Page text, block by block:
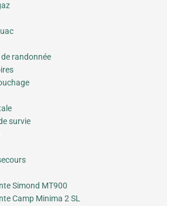
randonnée
survie
Simond MT900
Camp Minima 2 SL